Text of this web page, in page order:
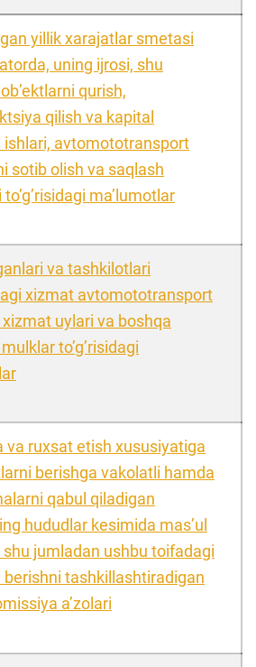
yillik xarajatlar smetasi
uning ijrosi, shu
qurish,
qilish va kapital
ishlari, avtomototransport
sotib olish va saqlash
maʼlumotlar
va tashkilotlari
xizmat avtomototransport
uylari va boshqa
toʼgʼrisidagi
va ruxsat etish xususiyatiga
berishga vakolatli hamda
qabul qiladigan
hududlar kesimida masʼul
jumladan ushbu toifadagi
berishni tashkillashtiradigan
aʼzolari